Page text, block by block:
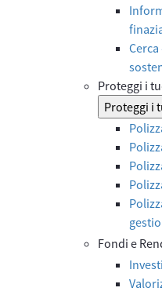
Proteggi i
Proteggi i
Fondi e